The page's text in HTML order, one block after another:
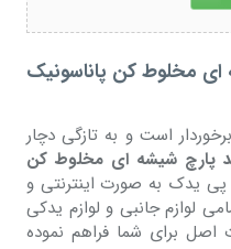
ای مخلوط کن پاناسونیک
است و به تازگی دچار
پارچ شیشه ای مخلوط کن
پی یدک به صورت اینترنتی و
لوازم جانبی و لوازم یدکی
برای شما فراهم نموده